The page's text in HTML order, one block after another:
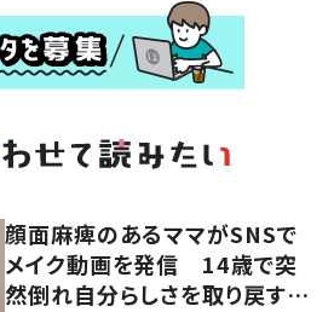
顔面麻痺のあるママがSNSで
メイク動画を発信 14歳で突
然倒れ自分らしさを取り戻すま